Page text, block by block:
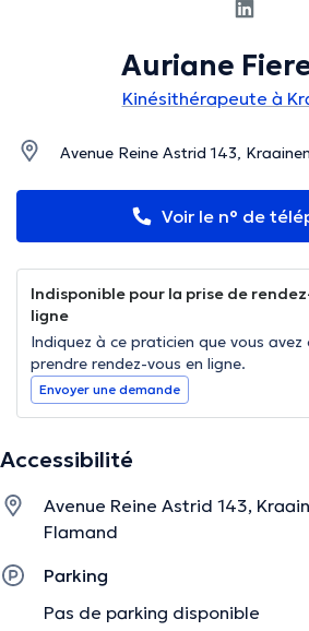
Auriane
Kinésithérapeute à
Avenue Reine Astrid 143,
Voir le n° de
Indisponible pour la prise de
ligne
Indiquez à ce praticien que vous avez
prendre rendez-vous en ligne.
Envoyer une demande
Accessibilité
Avenue Reine Astrid 143,
Flamand
Parking
Pas de parking disponible